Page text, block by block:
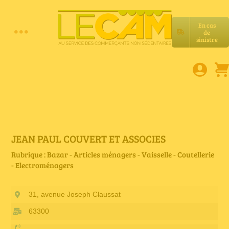
En cas
de
sinistre
Toggle
Services LeCam
Petites annonces
JEAN PAUL COUVERT ET ASSOCIES
Rubrique : Bazar - Articles ménagers - Vaisselle - Coutellerie
- Electroménagers
31, avenue Joseph Claussat
63300